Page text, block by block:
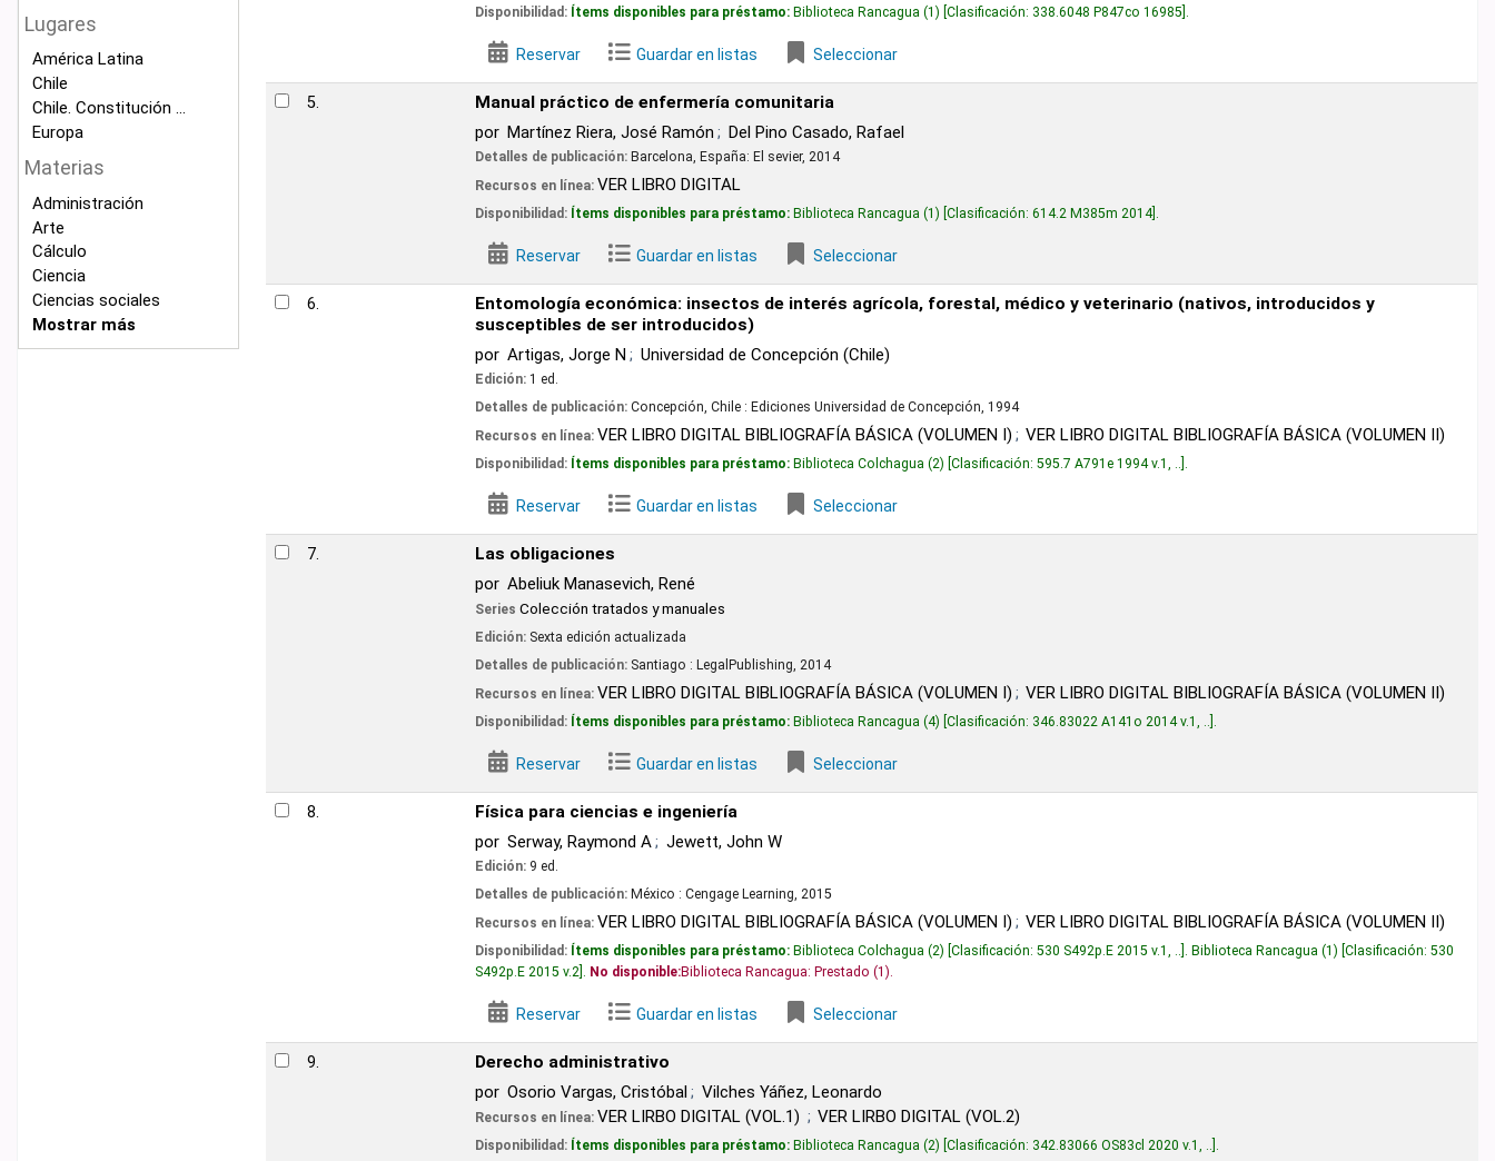
Lugares
América Latina
Chile
Chile. Constitución ...
Europa
Materias
Administración
Arte
Cálculo
Ciencia
Ciencias sociales
Mostrar más
Ítems disponibles para préstamo:Biblioteca Rancagua(1) Clasificación: 338.6048 P847co 16985 .
Guardar en listas Seleccionar
5.
Manual práctico de enfermería comunitaria
Martínez Riera, José Ramón Del Pino Casado, Rafael
Detalles de publicación:Barcelona, España: El sevier, 2014
Recursos en línea:VER LIBRO DIGITAL
Ítems disponibles para préstamo:Biblioteca Rancagua(1) Clasificación: 614.2 M385m 2014 .
Guardar en listas Seleccionar
6.
Entomología económica: insectos de interés agrícola, forestal, médico y veterinario (nativos, introducidos y susceptibles de ser
introducidos)
Artigas, Jorge N Universidad de Concepción (Chile)
Detalles de publicación:Concepción, Chile : Ediciones Universidad de Concepción, 1994
Recursos en línea:VER LIBRO DIGITAL BIBLIOGRAFÍA BÁSICA (VOLUMEN I) VER LIBRO DIGITAL BIBLIOGRAFÍA BÁSICA (VOLUMEN II)
Ítems disponibles para préstamo:Biblioteca Colchagua (2) Clasificación: 595.7 A791e 1994 v.1, .. .
Guardar en listas Seleccionar
7.
Las obligaciones
Abeliuk Manasevich, René
Colección tratados y manuales
Sexta edición actualizada
Detalles de publicación:Santiago : LegalPublishing, 2014
Recursos en línea:VER LIBRO DIGITAL BIBLIOGRAFÍA BÁSICA (VOLUMEN I) VER LIBRO DIGITAL BIBLIOGRAFÍA BÁSICA (VOLUMEN II)
Ítems disponibles para préstamo:Biblioteca Rancagua(4) Clasificación: 346.83022 A141o 2014 v.1, .. .
Guardar en listas Seleccionar
8.
Física para ciencias e ingeniería
Serway, Raymond A Jewett, John W
Detalles de publicación:México : Cengage Learning, 2015
Recursos en línea:VER LIBRO DIGITAL BIBLIOGRAFÍA BÁSICA (VOLUMEN I) VER LIBRO DIGITAL BIBLIOGRAFÍA BÁSICA (VOLUMEN II)
Ítems disponibles para préstamo:Biblioteca Colchagua (2) Clasificación: 530 S492p.E 2015 v.1, .. .Biblioteca Rancagua(1) Clasificación: 530 S492p.E 2015 v.2
Biblioteca Rancagua: Prestado(1).
Guardar en listas Seleccionar
9.
Derecho administrativo
Osorio Vargas, Cristóbal Vilches Yáñez, Leonardo
Recursos en línea:VER LIRBO DIGITAL (VOL.1) VER LIRBO DIGITAL (VOL.2)
Ítems disponibles para préstamo:Biblioteca Rancagua(2) Clasificación: 342.83066 OS83cl 2020 v.1, .. .